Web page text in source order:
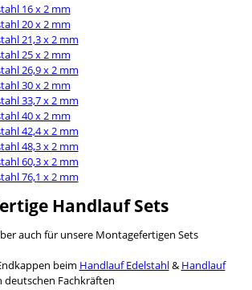
16 x 2 mm
20 x 2 mm
21,3 x 2 mm
25 x 2 mm
26,9 x 2 mm
30 x 2 mm
33,7 x 2 mm
40 x 2 mm
42,4 x 2 mm
48,3 x 2 mm
60,3 x 2 mm
76,1 x 2 mm
Handlauf Sets
auch für unsere Montagefertigen Sets
beim Handlauf Edelstahl& Handlauf
Fachkräften